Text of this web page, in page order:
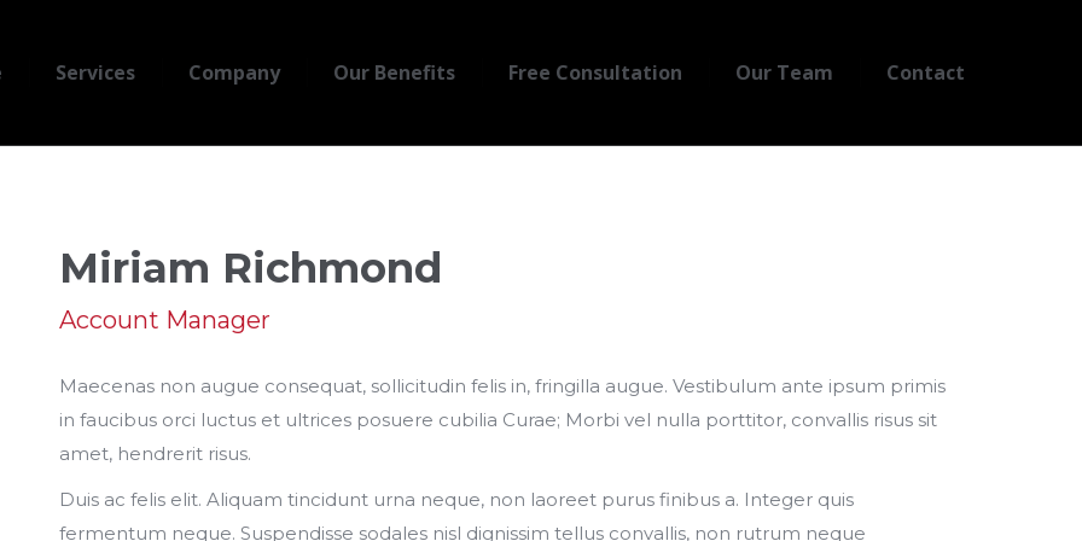
Services Company Our Benefits Free Consultation Our Team Contact
Miriam Richmond
Account Manager
Maecenas non augue consequat, sollicitudin felis in, fringilla augue. Vestibulum ante ipsum primis
in faucibus orci luctus et ultrices posuere cubilia Curae; Morbi vel nulla porttitor, convallis risus sit
amet, hendrerit risus.
Duis ac felis elit. Aliquam tincidunt urna neque, non laoreet purus finibus a. Integer quis
fermentum neque. Suspendisse sodales nisl dignissim tellus convallis, non rutrum neque